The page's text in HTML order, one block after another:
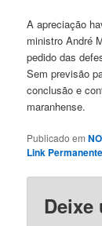
A apreciação
ministro André
pedido das
Sem previsão
conclusão e
maranhense.
Publicado em
Link Permanente
Deixe